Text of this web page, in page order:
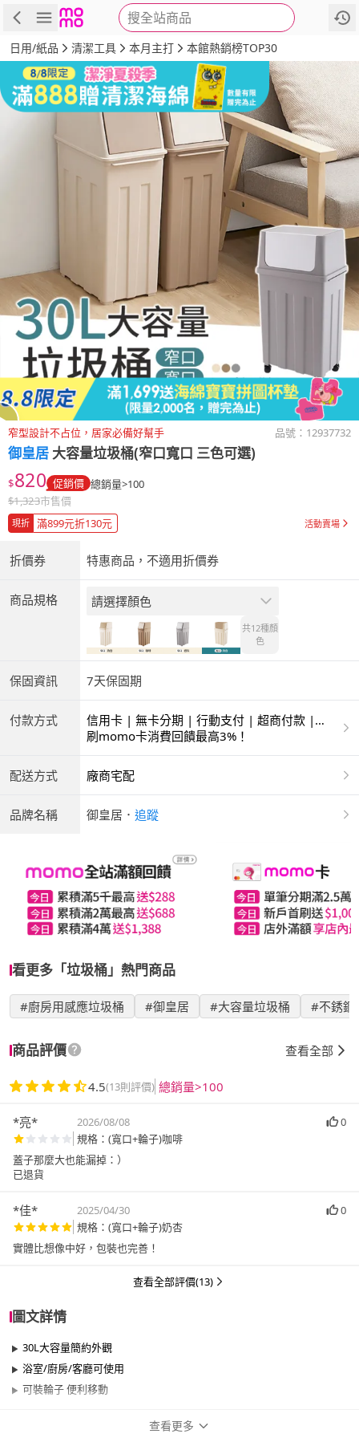
搜全站商品
商品 評價 詳情
日用/紙品 清潔工具 本月主打 本館熱銷榜TOP30
窄型設計不占位，居家必備好幫手 品號： 12937732
御皇居 大容量垃圾桶(窄口寬口 三色可選)
$820 促銷價 總銷量>100
$1,323市售價
現折 滿899元折130元 活動賣場
折價券 特惠商品，不適用折價券
商品規格 請選擇顏色
共12種顏
色
保固資訊 7天保固期
付款方式
信用卡 | 無卡分期 | 行動支付 | 超商付款 |
ATM | 銀聯卡
刷momo卡消費回饋最高3%！
配送方式 廠商宅配
品牌名稱 御皇居 ． 追蹤
看更多「垃圾桶」熱門商品
#廚房用感應垃圾桶 #御皇居 #大容量垃圾桶 #不銹鋼
商品評價 查看全部
4.5(13則評價) 總銷量>100
*亮* 2026/08/08
0
規格：(寬口+輪子)咖啡
蓋子那麼大也能漏掉：）
已退貨
*佳* 2025/04/30
0
規格：(寬口+輪子)奶杏
實體比想像中好，包裝也完善！
查看全部評價(13)
圖文詳情
30L大容量簡約外觀
浴室/廚房/客廳可使用
可裝輪子 便利移動
查看更多